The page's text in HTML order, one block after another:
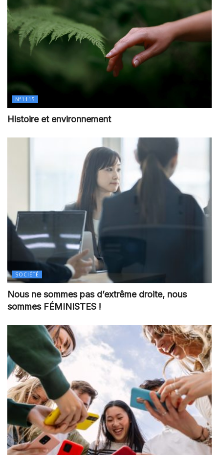
N°1115
Histoire et environnement
SOCIÉTÉ
Nous ne sommes pas d’extrême droite, nous
sommes FÉMINISTES !